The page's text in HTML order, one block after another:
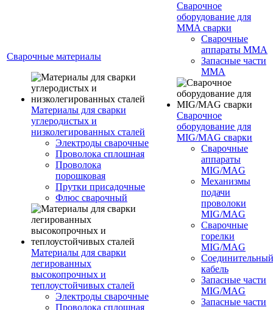
Сварочные материалы
Материалы для сварки
углеродистых и
низколегированных сталей
Электроды сварочные
Проволока сплошная
Проволока
порошковая
Прутки присадочные
Флюс сварочный
Материалы для сварки
легированных
высокопрочных и
теплоустойчивых сталей
Электроды сварочные
Проволока сплошная
Сварочное
оборудование для
MMA сварки
Сварочные
аппараты MMA
Запасные части
MMA
Сварочное
оборудование для
MIG/MAG сварки
Сварочные
аппараты
MIG/MAG
Механизмы
подачи
проволоки
MIG/MAG
Сварочные
горелки
MIG/MAG
Соединительный
кабель
Запасные части
MIG/MAG
Запасные части